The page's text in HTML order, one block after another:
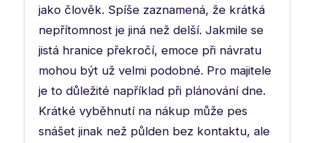
jako člověk. Spíše zaznamená, že krátká
nepřítomnost je jiná než delší. Jakmile se
jistá hranice překročí, emoce při návratu
mohou být už velmi podobné. Pro majitele
je to důležité například při plánování dne.
Krátké vyběhnutí na nákup může pes
snášet jinak než půlden bez kontaktu, ale